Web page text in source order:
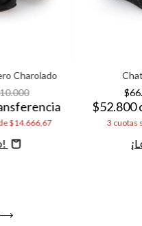
Charolado
$14.666,67
$52.800
3 cuotas